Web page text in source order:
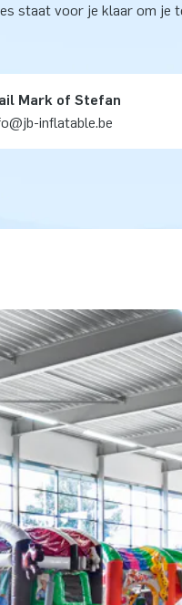
staat voor je klaar om je
Mark of Stefan
inflatable.be